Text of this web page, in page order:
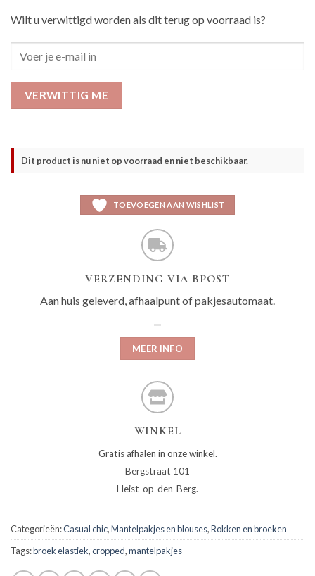
Wilt u verwittigd worden als dit terug op voorraad is?
VERWITTIG ME
Dit product is nu niet op voorraad en niet beschikbaar.
TOEVOEGEN AAN WISHLIST
VERZENDING VIA BPOST
Aan huis geleverd, afhaalpunt of pakjesautomaat.
MEER INFO
WINKEL
Gratis afhalen in onze winkel.
Bergstraat 101
Heist-op-den-Berg.
Categorieën:Casual chic,Mantelpakjes en blouses,Rokken en broeken
Tags:broek elastiek,cropped,mantelpakjes